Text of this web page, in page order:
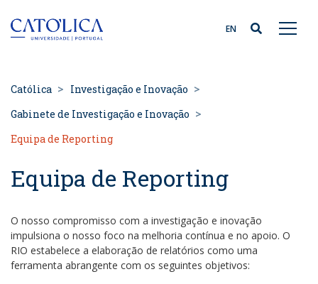
EN
Católica
Investigação e Inovação
Gabinete de Investigação e Inovação
Equipa de Reporting
Equipa de Reporting
O nosso compromisso com a investigação e inovação
impulsiona o nosso foco na melhoria contínua e no apoio. O
RIO estabelece a elaboração de relatórios como uma
ferramenta abrangente com os seguintes objetivos: